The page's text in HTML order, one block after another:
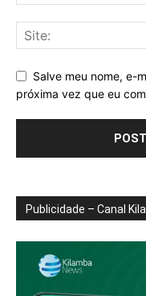
Salve meu nome, e-
próxima vez que eu
Publicidade – Canal